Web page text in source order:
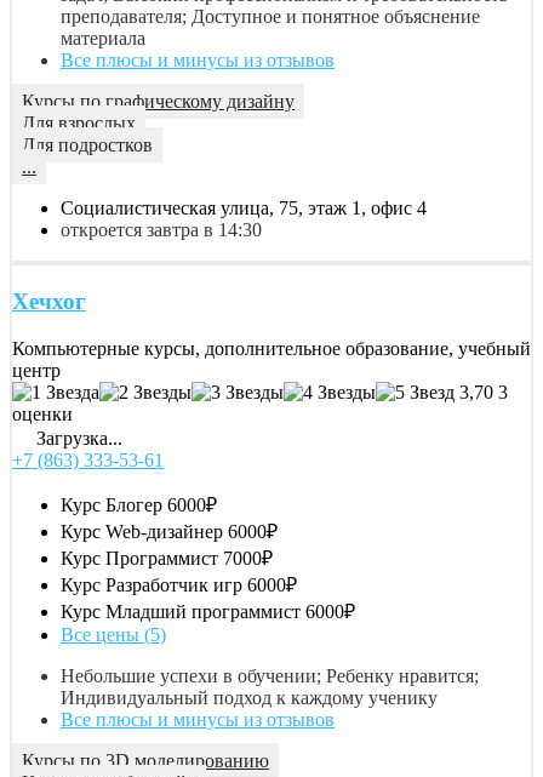
преподавателя; Доступное и понятное объяснение
материала
Все плюсы и минусы из отзывов
Курсы по графическому дизайну
Для взрослых
Для подростков
...
Социалистическая улица, 75, этаж 1, офис 4
откроется завтра в 14:30
Хечхог
Компьютерные курсы, дополнительное образование, учебный
центр
3,70 3
оценки
Загрузка...
+7 (863) 333-53-61
Курс Блогер 6000₽
Курс Web-дизайнер 6000₽
Курс Программист 7000₽
Курс Разработчик игр 6000₽
Курс Младший программист 6000₽
Все цены (5)
Небольшие успехи в обучении; Ребенку нравится;
Индивидуальный подход к каждому ученику
Все плюсы и минусы из отзывов
Курсы по 3D моделированию